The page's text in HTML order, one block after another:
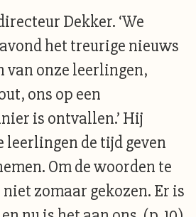
Dekker. ‘We
het treurige nieuws
van onze leerlingen,
ons op een
is ontvallen.’ Hij
de tijd geven
Om de woorden te
zomaar gekozen. Er is